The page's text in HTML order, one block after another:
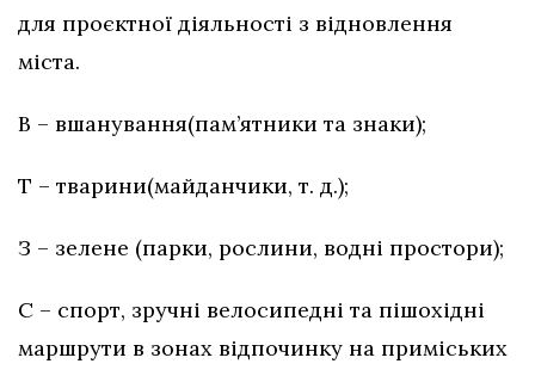
для проєктної діяльності з відновлення
міста.
В – вшанування(пам’ятники та знаки);
Т – тварини(майданчики, т. д.);
З – зелене (парки, рослини, водні простори);
С – спорт, зручні велосипедні та пішохідні
маршрути в зонах відпочинку на приміських